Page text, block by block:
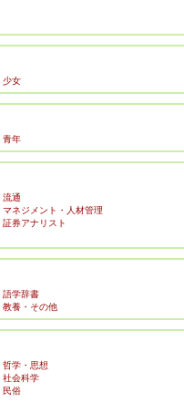
少女
青年
流通
マネジメント・人材管理
証券アナリスト
語学辞書
教養・その他
哲学・思想
社会科学
民俗